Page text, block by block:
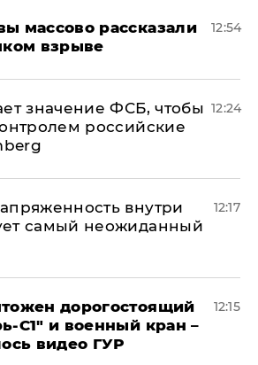
массово рассказали
взрыве
12:54
значение ФСБ, чтобы
российские
12:24
внутри
самый неожиданный
12:17
дорогостоящий
С1" и военный кран –
видео ГУР
12:15